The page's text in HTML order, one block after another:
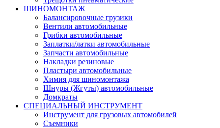
ШИНОМОНТАЖ
Балансировочные грузики
Вентили автомобильные
Грибки автомобильные
Заплатки/латки автомобильные
Запчасти автомобильные
Накладки резиновые
Пластыри автомобильные
Химия для шиномонтажа
Шнуры (Жгуты) автомобильные
Домкраты
СПЕЦИАЛЬНЫЙ ИНСТРУМЕНТ
Инструмент для грузовых автомобилей
Съемники